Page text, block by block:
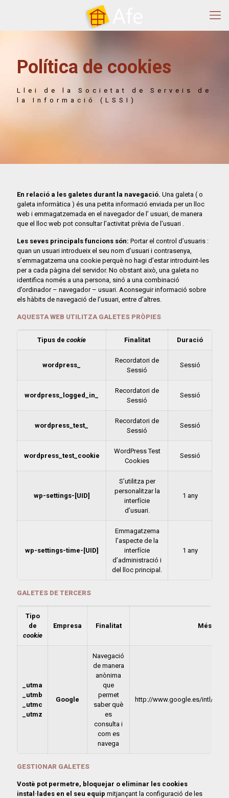
Política de cookies
Llei de la Societat de Serveis de
la Informació (LSSI)
Política de cookies
Llei de la Societat de Serveis de
la Informació (LSSI)
En relació a les galetes durant la navegació. Una galeta ( o
galeta informàtica ) és una petita informació enviada per un lloc
web i emmagatzemada en el navegador de l’ usuari, de manera
que el lloc web pot consultar l’activitat prèvia de l’usuari .
Les seves principals funcions són: Portar el control d’usuaris :
quan un usuari introdueix el seu nom d’usuari i contrasenya,
s’emmagatzema una cookie perquè no hagi d’estar introduint-les
per a cada pàgina del servidor. No obstant això, una galeta no
identifica només a una persona, sinó a una combinació
d’ordinador – navegador – usuari. Aconseguir informació sobre
els hàbits de navegació de l’usuari, entre d’altres.
AQUESTA WEB UTILITZA GALETES PRÒPIES
Tipus de cookie Finalitat Duració
wordpress_
Recordatori de
Sessió
Sessió
wordpress_logged_in_
Recordatori de
Sessió
Sessió
wordpress_test_
Recordatori de
Sessió
Sessió
wordpress_test_cookie
WordPress Test
Cookies
Sessió
wp-settings-[UID]
S’utilitza per
personalitzar la
interfície
d’usuari.
1 any
wp-settings-time-[UID]
Emmagatzema
l’aspecte de la
interfície
d’administració i
del lloc principal.
1 any
GALETES DE TERCERS
Tipo
de
cookie
Empresa Finalitat Més
_utma
_utmb
_utmc
_utmz
Google
Navegació
de manera
anònima
que
permet
saber què
es
consulta i
com es
navega
http://www.google.es/intl/es/
GESTIONAR GALETES
Vostè pot permetre, bloquejar o eliminar les cookies
instal·lades en el seu equip mitjançant la configuració de les